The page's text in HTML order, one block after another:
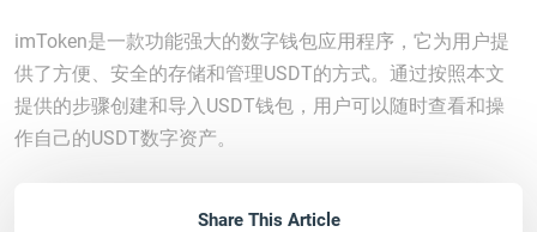
imToken是一款功能强大的数字钱包应用程序，它为用户提
供了方便、安全的存储和管理USDT的方式。通过按照本文
提供的步骤创建和导入USDT钱包，用户可以随时查看和操
作自己的USDT数字资产。
Share This Article